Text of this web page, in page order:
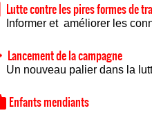
Lutte contre les pires formes de
Informer et améliorer les
Lancement de la campagne
Un nouveau palier dans la
Enfants mendiants